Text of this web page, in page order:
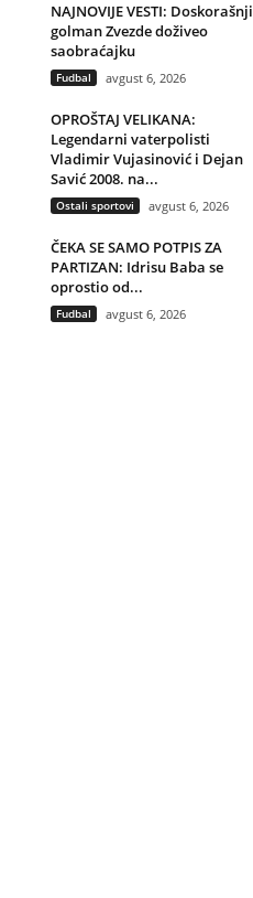
NAJNOVIJE VESTI: Doskorašnji
golman Zvezde doživeo
saobraćajku
Fudbal avgust 6, 2026
OPROŠTAJ VELIKANA:
Legendarni vaterpolisti
Vladimir Vujasinović i Dejan
Savić 2008. na...
Ostali sportovi avgust 6, 2026
ČEKA SE SAMO POTPIS ZA
PARTIZAN: Idrisu Baba se
oprostio od...
Fudbal avgust 6, 2026